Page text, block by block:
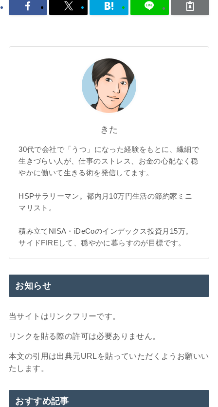
きた
30代で会社で「うつ」になった経験をもとに、繊細で
生きづらい人が、仕事のストレス、お金の心配なく穏
やかに働いて生きる術を発信してます。
HSPサラリーマン。都内月10万円生活の節約家ミニ
マリスト。
積み立てNISA・iDeCoのインデックス投資月15万。
サイドFIREして、穏やかに暮らすのが目標です。
お知らせ
当サイトはリンクフリーです。
リンクを貼る際の許可は必要ありません。
本文の引用は出典元URLを貼っていただくようお願いい
たします。
おすすめ記事